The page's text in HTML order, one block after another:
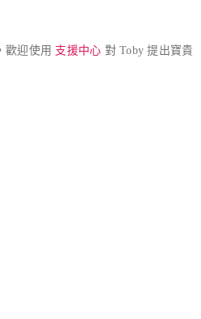
歡迎使用 支援中心 對 Toby 提出寶貴